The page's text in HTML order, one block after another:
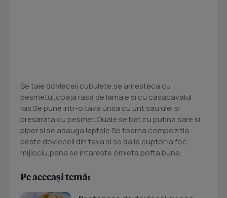
Se taie dovleceii cubulete,se amesteca cu
pesmetul,coaja rasa de lamaie si cu casacavalul
ras.Se pune intr-o tava unsa cu unt sau ulei si
presarata cu pesmet.Ouale se bat cu putina sare si
piper si se adauga laptele.Se toarna compozitia
peste dovleceii din tava si se da la cuptor la foc
mijlociu,pana se intareste omleta.pofta buna.
Pe aceeași temă: